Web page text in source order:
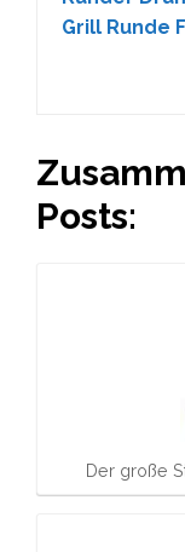
Grill Runde
Posts:
Der große